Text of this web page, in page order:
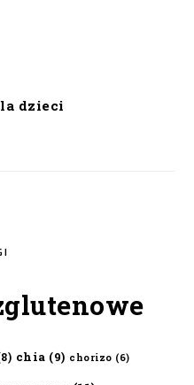
dzieci
chia (9) chorizo (6)